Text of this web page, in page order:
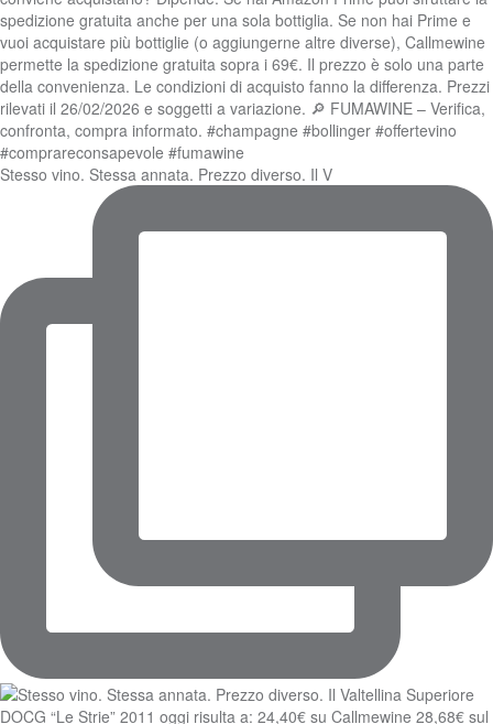
Stesso vino. Stessa annata. Prezzo diverso. Il V